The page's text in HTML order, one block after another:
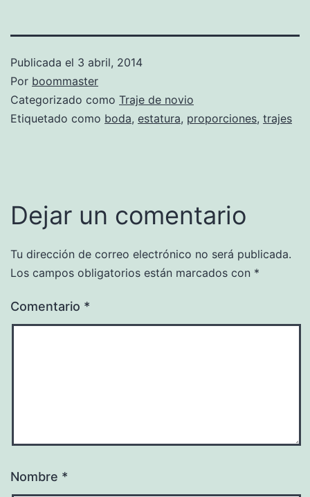
Publicada el 3 abril, 2014
Por boommaster
Categorizado como Traje de novio
Etiquetado como boda, estatura, proporciones, trajes
Dejar un comentario
Tu dirección de correo electrónico no será publicada.
Los campos obligatorios están marcados con *
Comentario *
Nombre *